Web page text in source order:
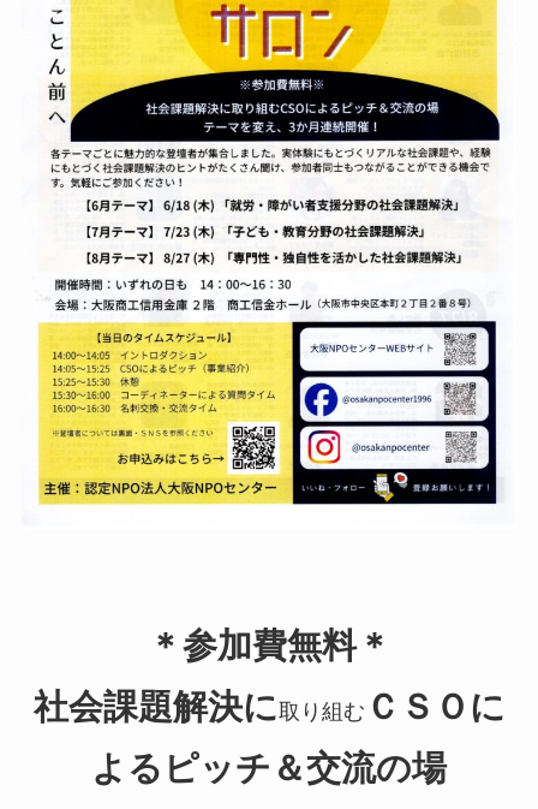
＊参加費無料＊
社会課題解決に取り組む ＣＳＯに
よるピッチ＆交流の場